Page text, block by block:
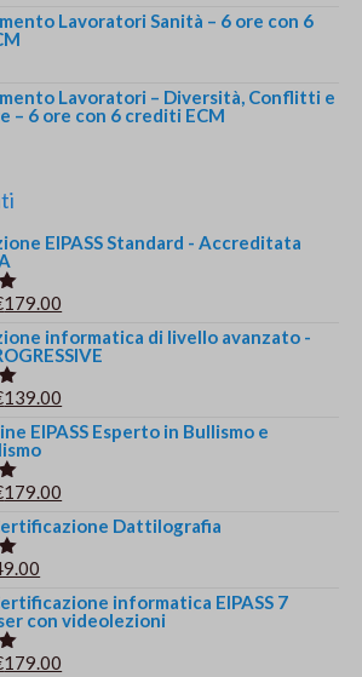
Lavoratori Sanità – 6 ore con 6
Lavoratori – Diversità, Conflitti e
– 6 ore con 6 crediti ECM
EIPASS Standard - Accreditata
179.00
prezzo
attuale
informatica di livello avanzato -
139.00
prezzo
EIPASS Esperto in Bullismo e
179.00
prezzo
€179.00.
Dattilografia
prezzo
attuale
è:
informatica EIPASS 7
con videolezioni
179.00